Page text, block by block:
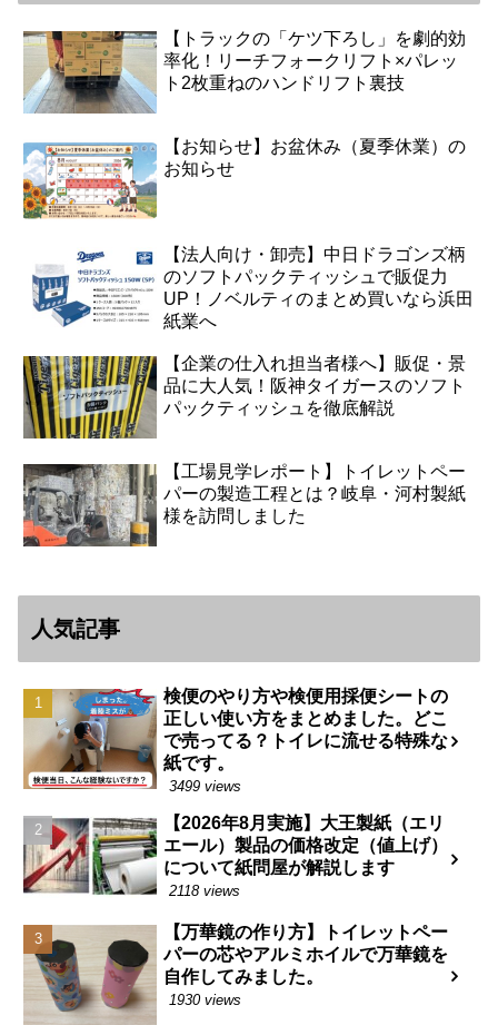
【トラックの「ケツ下ろし」を劇的効
率化！リーチフォークリフト×パレッ
ト2枚重ねのハンドリフト裏技
【お知らせ】お盆休み（夏季休業）の
お知らせ
【法人向け・卸売】中日ドラゴンズ柄
のソフトパックティッシュで販促力
UP！ノベルティのまとめ買いなら浜田
紙業へ
【企業の仕入れ担当者様へ】販促・景
品に大人気！阪神タイガースのソフト
パックティッシュを徹底解説
【工場見学レポート】トイレットペー
パーの製造工程とは？岐阜・河村製紙
様を訪問しました
人気記事
検便のやり方や検便用採便シートの
正しい使い方をまとめました。どこ
で売ってる？トイレに流せる特殊な
紙です。
3499 views
【2026年8月実施】大王製紙（エリ
エール）製品の価格改定（値上げ）
について紙問屋が解説します
2118 views
【万華鏡の作り方】トイレットペー
パーの芯やアルミホイルで万華鏡を
自作してみました。
1930 views